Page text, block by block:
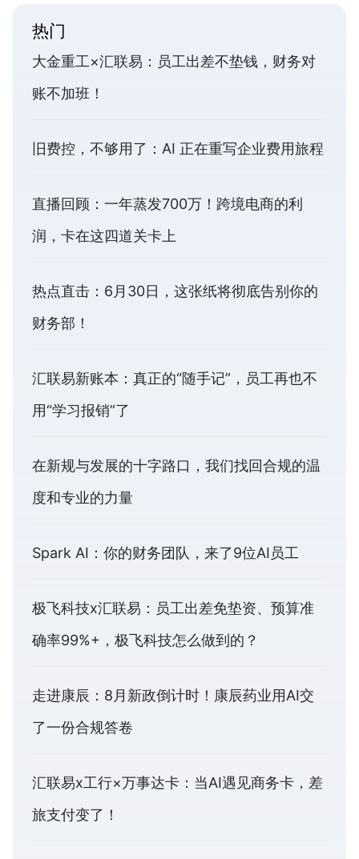
热门
大金重工×汇联易：员工出差不垫钱，财务对
账不加班！
旧费控，不够用了：AI 正在重写企业费用旅程
直播回顾：一年蒸发700万！跨境电商的利
润，卡在这四道关卡上
热点直击：6月30日，这张纸将彻底告别你的
财务部！
汇联易新账本：真正的“随手记”，员工再也不
用“学习报销”了
在新规与发展的十字路口，我们找回合规的温
度和专业的力量
Spark AI：你的财务团队，来了9位AI员工
极飞科技x汇联易：员工出差免垫资、预算准
确率99%+，极飞科技怎么做到的？
走进康辰：8月新政倒计时！康辰药业用AI交
了一份合规答卷
汇联易x工行×万事达卡：当AI遇见商务卡，差
旅支付变了！